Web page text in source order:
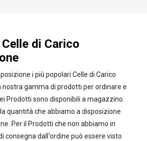
di Carico
i più popolari Celle di Carico
gamma di prodotti per ordinare e
Prodotti sono disponibili a magazzino.
quantità che abbiamo a disposizione
Per il Prodotti che non abbiamo in
consegna dall'ordine può essere visto